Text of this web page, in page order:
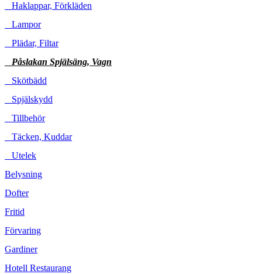
Haklappar, Förkläden
Lampor
Plädar, Filtar
Påslakan Spjälsäng, Vagn
Skötbädd
Spjälskydd
Tillbehör
Täcken, Kuddar
Utelek
Belysning
Dofter
Fritid
Förvaring
Gardiner
Hotell Restaurang